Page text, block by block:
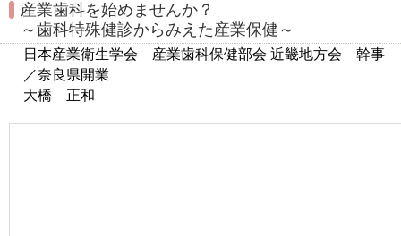
産業歯科を始めませんか？
～歯科特殊健診からみえた産業保健～
日本産業衛生学会 産業歯科保健部会 近畿地方会 幹事
／奈良県開業
大橋 正和